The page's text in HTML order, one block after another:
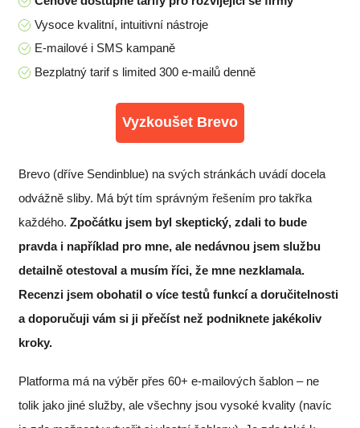
Vysoce kvalitní, intuitivní nástroje
E-mailové i SMS kampaně
Bezplatný tarif s limited 300 e-mailů denně
Vyzkoušet Brevo
Brevo (dříve Sendinblue) na svých stránkách uvádí docela
odvážně sliby. Má být tím správným řešením pro takřka
každého. Zpočátku jsem byl skeptický, zdali to bude
pravda i například pro mne, ale nedávnou jsem službu
detailně otestoval a musím říci, že mne nezklamala.
Recenzi jsem obohatil o více testů funkcí a doručitelnosti
a doporučuji vám si ji přečíst než podniknete jakékoliv
kroky.
Platforma má na výběr přes 60+ e-mailových šablon – ne
tolik jako jiné služby, ale všechny jsou vysoké kvality (navíc